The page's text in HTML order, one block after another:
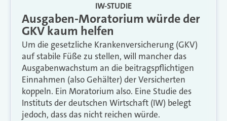
IW-STUDIE
Ausgaben-Moratorium würde der
GKV kaum helfen
Um die gesetzliche Krankenversicherung (GKV)
auf stabile Füße zu stellen, will mancher das
Ausgabenwachstum an die beitragspflichtigen
Einnahmen (also Gehälter) der Versicherten
koppeln. Ein Moratorium also. Eine Studie des
Instituts der deutschen Wirtschaft (IW) belegt
jedoch, dass das nicht reichen würde.